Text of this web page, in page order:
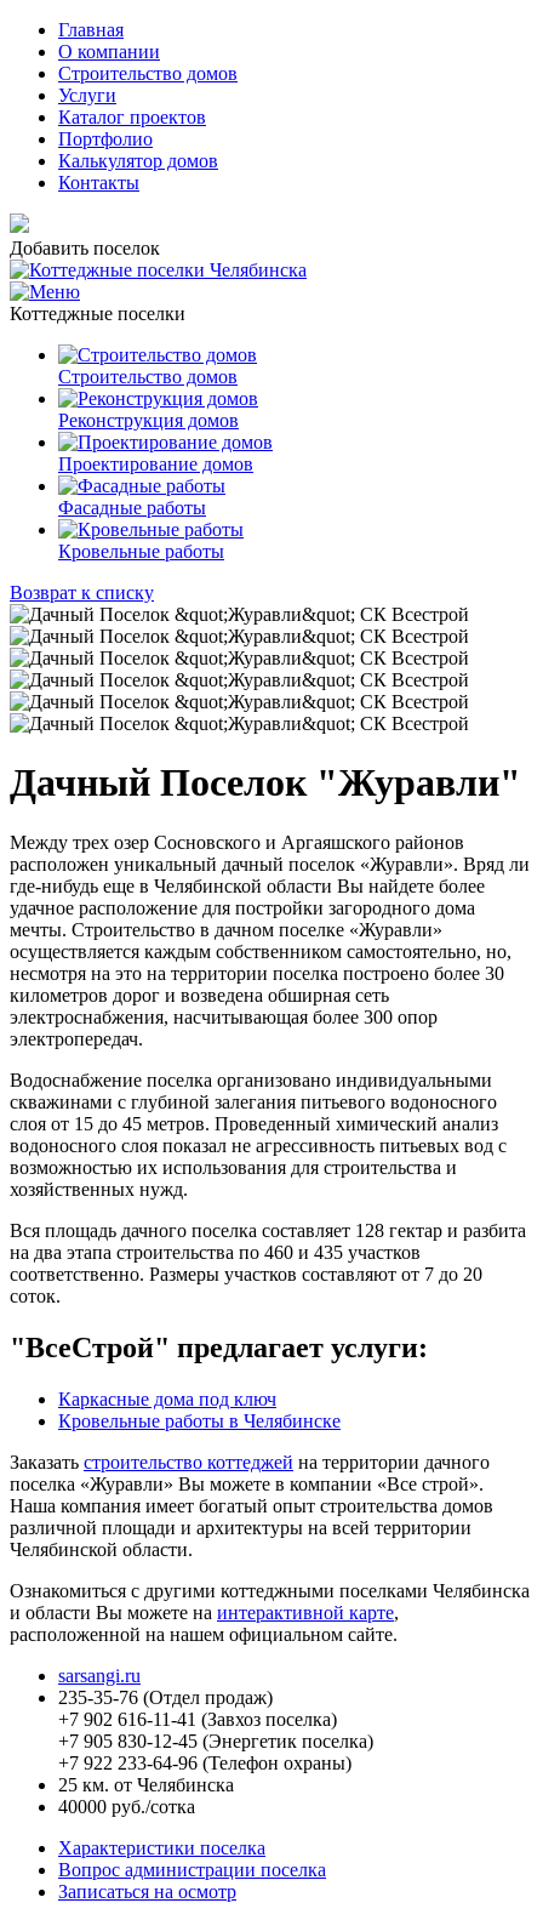
Главная
О компании
Строительство домов
Услуги
Каталог проектов
Портфолио
Калькулятор домов
Контакты
Добавить поселок
Коттеджные поселки
Строительство домов
Реконструкция домов
Проектирование домов
Фасадные работы
Кровельные работы
Возврат к списку
Дачный Поселок "Журавли"
Между трех озер Сосновского и Аргаяшского районов
расположен уникальный дачный поселок «Журавли». Вряд ли
где-нибудь еще в Челябинской области Вы найдете более
удачное расположение для постройки загородного дома
мечты. Строительство в дачном поселке «Журавли»
осуществляется каждым собственником самостоятельно, но,
несмотря на это на территории поселка построено более 30
километров дорог и возведена обширная сеть
электроснабжения, насчитывающая более 300 опор
электропередач.
Водоснабжение поселка организовано индивидуальными
скважинами с глубиной залегания питьевого водоносного
слоя от 15 до 45 метров. Проведенный химический анализ
водоносного слоя показал не агрессивность питьевых вод с
возможностью их использования для строительства и
хозяйственных нужд.
Вся площадь дачного поселка составляет 128 гектар и разбита
на два этапа строительства по 460 и 435 участков
соответственно. Размеры участков составляют от 7 до 20
соток.
"ВсеСтрой" предлагает услуги:
Каркасные дома под ключ
Кровельные работы в Челябинске
Заказать строительство коттеджей на территории дачного
поселка «Журавли» Вы можете в компании «Все строй».
Наша компания имеет богатый опыт строительства домов
различной площади и архитектуры на всей территории
Челябинской области.
Ознакомиться с другими коттеджными поселками Челябинска
и области Вы можете на интерактивной карте,
расположенной на нашем официальном сайте.
sarsangi.ru
235-35-76 (Отдел продаж)
+7 902 616-11-41 (Завхоз поселка)
+7 905 830-12-45 (Энергетик поселка)
+7 922 233-64-96 (Телефон охраны)
25 км. от Челябинска
40000 руб./сотка
Характеристики поселка
Вопрос администрации поселка
Записаться на осмотр